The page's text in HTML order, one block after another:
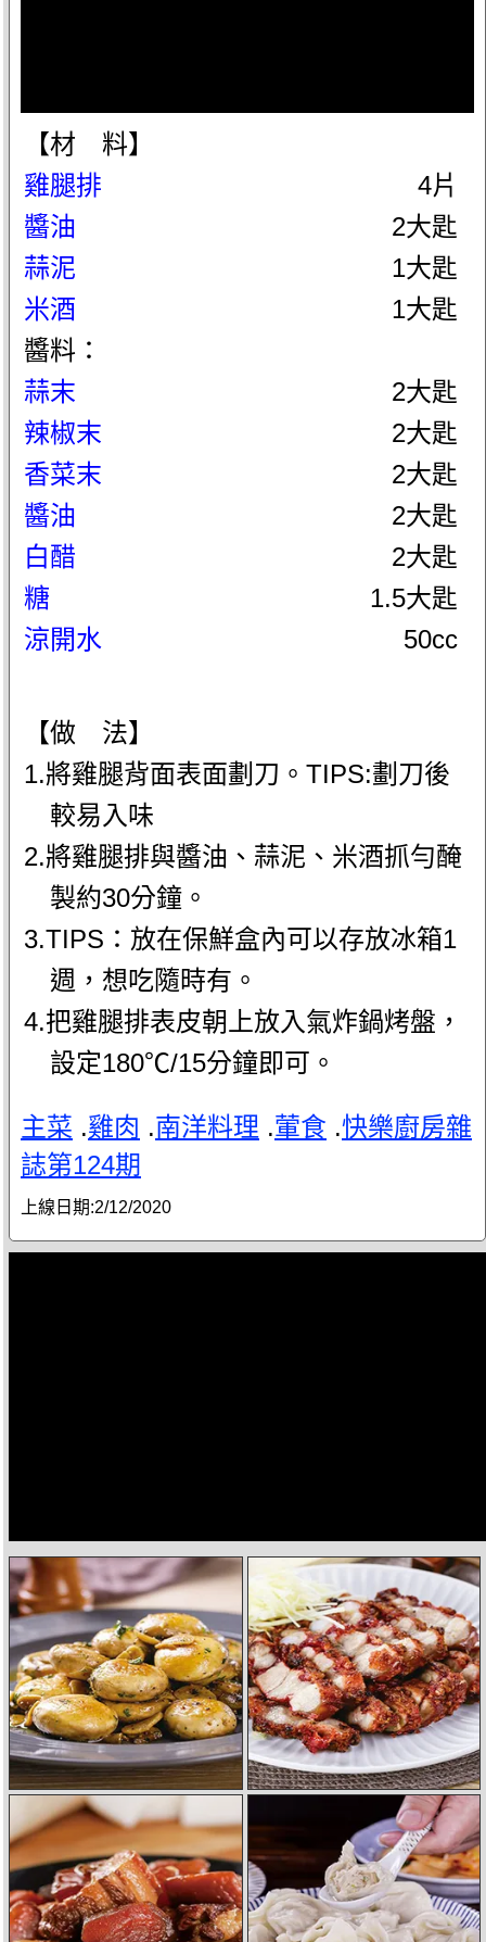
【材 料】
雞腿排
4片
醬油
2大匙
蒜泥
1大匙
米酒
1大匙
醬料：
蒜末
2大匙
辣椒末
2大匙
香菜末
2大匙
醬油
2大匙
白醋
2大匙
糖
1.5大匙
涼開水
50cc
【做 法】
1.將雞腿背面表面劃刀。TIPS:劃刀後
較易入味
2.將雞腿排與醬油、蒜泥、米酒抓勻醃
製約30分鐘。
3.TIPS：放在保鮮盒內可以存放冰箱1
週，想吃隨時有。
4.把雞腿排表皮朝上放入氣炸鍋烤盤，
設定180℃/15分鐘即可。
主菜 .雞肉 .南洋料理 .葷食 .快樂廚房雜
誌第124期
上線日期:2/12/2020